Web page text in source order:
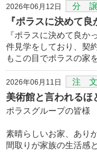
2026年06月12日 分 譲
『ポラスに決めて良
『ポラスに決めて良か
件見学をしており、契
もこの目でポラスの家
2026年06月11日 注 文
美術館と言われるほ
ポラスグループの皆様
素晴らしいお家、あり
間取りが家族の生活感